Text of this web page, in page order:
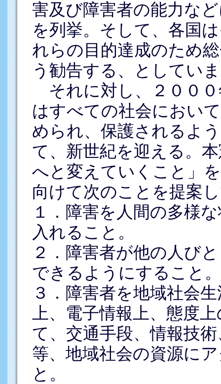
害及び障害者の能力な
を列挙。そして、各国
れらの目的達成のため
う勧告する、としてい
それに対し、２００
はすべての社会におい
められ、保護されるよ
て、新世紀を迎える。
へと変えていくこと」
向けて次のことを提案
１．障害を人間の多様
入れること。
２．障害者が他の人び
できるようにすること。
３．障害者を地域社会
上、電子情報上、態度
て、交通手段、情報技
等、地域社会の資源に
と。